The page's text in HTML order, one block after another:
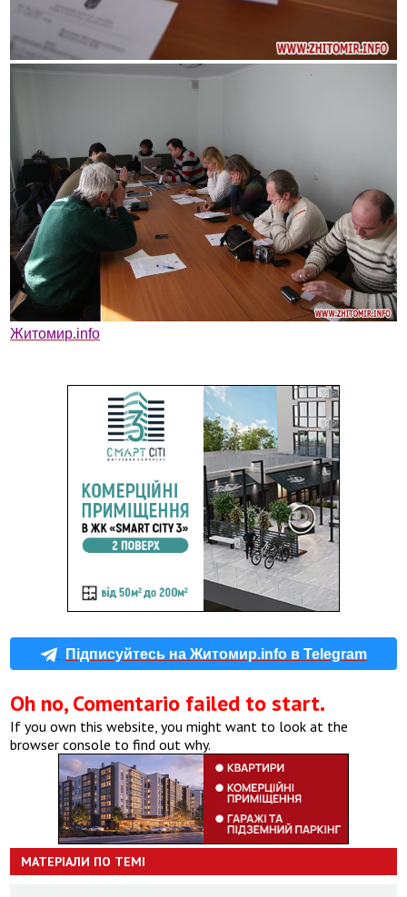
Житомир.info
Підписуйтесь на Житомир.info в Telegram
Oh no, Comentario failed to start.
If you own this website, you might want to look at the
browser console to find out why.
МАТЕРІАЛИ ПО ТЕМІ